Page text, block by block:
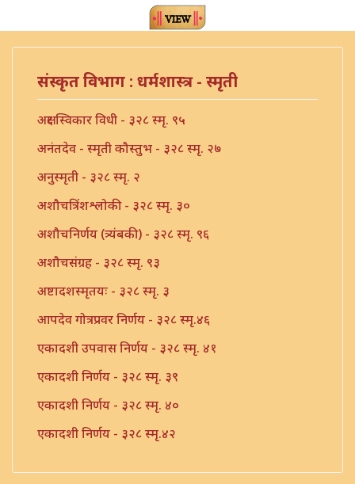
संस्कृत विभाग : धर्मशास्त्र - स्मृती
अक्षर स्विकार विधी - ३२८ स्मृ. ९५
अनंतदेव - स्मृती कौस्तुभ - ३२८ स्मृ. २७
अनुस्मृती - ३२८ स्मृ. २
अशौचत्रिंशश्लोकी - ३२८ स्मृ. ३०
अशौचनिर्णय (त्र्यंबकी) - ३२८ स्मृ. ९६
अशौचसंग्रह - ३२८ स्मृ. ९३
अष्टादशस्मृतयः - ३२८ स्मृ. ३
आपदेव गोत्रप्रवर निर्णय - ३२८ स्मृ.४६
एकादशी उपवास निर्णय - ३२८ स्मृ. ४१
एकादशी निर्णय - ३२८ स्मृ. ३९
एकादशी निर्णय - ३२८ स्मृ. ४०
एकादशी निर्णय - ३२८ स्मृ.४२